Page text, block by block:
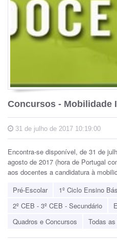
Concursos - Mobilidade
31 de julho de 2017 10:19:00
Encontra-se disponível, de 31 de
agosto de 2017 (hora de Portugal
aos docentes a candidatura à
Pré-Escolar
1º Ciclo Ensino
2º CEB - 3º CEB - Secundário
Quadros e Concursos
Todas